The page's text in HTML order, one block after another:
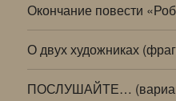
Окончание повести
О двух художниках
ПОСЛУШАЙТЕ…